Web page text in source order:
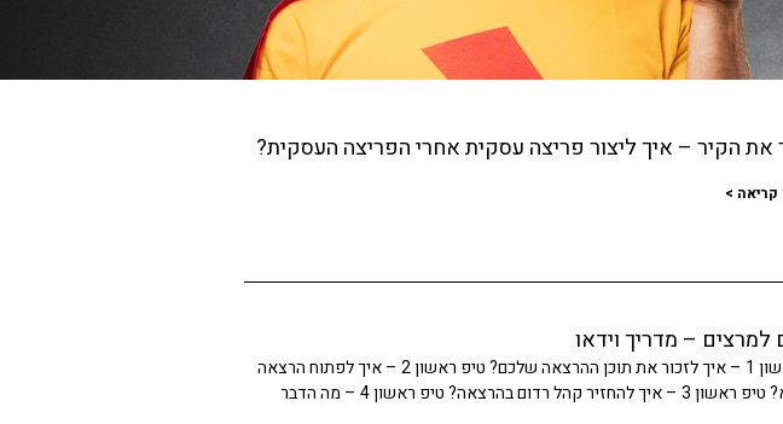
את הקיר – איך ליצור פריצה עסקית אחרי הפריצה העסקית?
>
למרצים – מדריך וידאו
טיפ ראשון 1 – איך לזכור את תוכן ההרצאה שלכם? טיפ ראשון 2 – איך לפתוח הרצאה
קהל רדום בהרצאה? טיפ ראשון 4 – מה הדבר